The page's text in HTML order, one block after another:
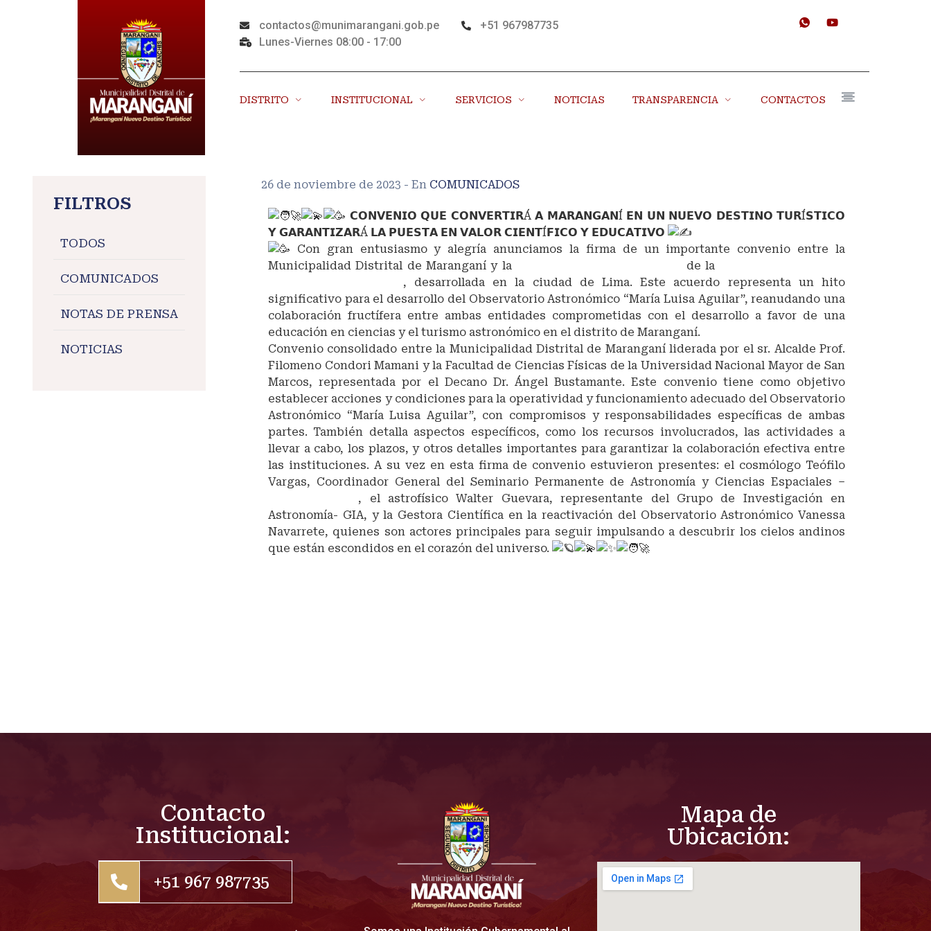
contactos@munimarangani.gob.pe
+51 967987735
Lunes-Viernes 08:00 - 17:00
DISTRITO INSTITUCIONAL SERVICIOS NOTICIAS TRANSPARENCIA CONTACTOS
FILTROS
TODOS
COMUNICADOS
NOTAS DE PRENSA
NOTICIAS
26 de noviembre de 2023 - En COMUNICADOS
𝗖𝗢𝗡𝗩𝗘𝗡𝗜𝗢 𝗤𝗨𝗘 𝗖𝗢𝗡𝗩𝗘𝗥𝗧𝗜𝗥Á 𝗔 𝗠𝗔𝗥𝗔𝗡𝗚𝗔𝗡Í 𝗘𝗡 𝗨𝗡 𝗡𝗨𝗘𝗩𝗢 𝗗𝗘𝗦𝗧𝗜𝗡𝗢 𝗧𝗨𝗥Í𝗦𝗧𝗜𝗖𝗢
𝗬 𝗚𝗔𝗥𝗔𝗡𝗧𝗜𝗭𝗔𝗥Á 𝗟𝗔 𝗣𝗨𝗘𝗦𝗧𝗔 𝗘𝗡 𝗩𝗔𝗟𝗢𝗥 𝗖𝗜𝗘𝗡𝗧Í𝗙𝗜𝗖𝗢 𝗬 𝗘𝗗𝗨𝗖𝗔𝗧𝗜𝗩𝗢
Con gran entusiasmo y alegría anunciamos la firma de un importante convenio entre la
Municipalidad Distrital de Maranganí y la
de la
, desarrollada en la ciudad de Lima. Este acuerdo representa un hito
significativo para el desarrollo del Observatorio Astronómico “María Luisa Aguilar”, reanudando una
colaboración fructífera entre ambas entidades comprometidas con el desarrollo a favor de una
educación en ciencias y el turismo astronómico en el distrito de Maranganí.
Convenio consolidado entre la Municipalidad Distrital de Maranganí liderada por el sr. Alcalde Prof.
Filomeno Condori Mamani y la Facultad de Ciencias Físicas de la Universidad Nacional Mayor de San
Marcos, representada por el Decano Dr. Ángel Bustamante. Este convenio tiene como objetivo
establecer acciones y condiciones para la operatividad y funcionamiento adecuado del Observatorio
Astronómico “María Luisa Aguilar”, con compromisos y responsabilidades específicas de ambas
partes. También detalla aspectos específicos, como los recursos involucrados, las actividades a
llevar a cabo, los plazos, y otros detalles importantes para garantizar la colaboración efectiva entre
las instituciones. A su vez en esta firma de convenio estuvieron presentes: el cosmólogo Teófilo
Vargas, Coordinador General del Seminario Permanente de Astronomía y Ciencias Espaciales –
, el astrofísico Walter Guevara, representante del Grupo de Investigación en
Astronomía- GIA, y la Gestora Científica en la reactivación del Observatorio Astronómico Vanessa
Navarrete, quienes son actores principales para seguir impulsando a descubrir los cielos andinos
que están escondidos en el corazón del universo.
Contacto
Institucional:
+51 967 987735
Mapa de
Ubicación: